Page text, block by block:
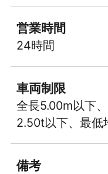
営業時間
24時間
車両制限
全長5.00m以下
2.50t以下、最低
備考